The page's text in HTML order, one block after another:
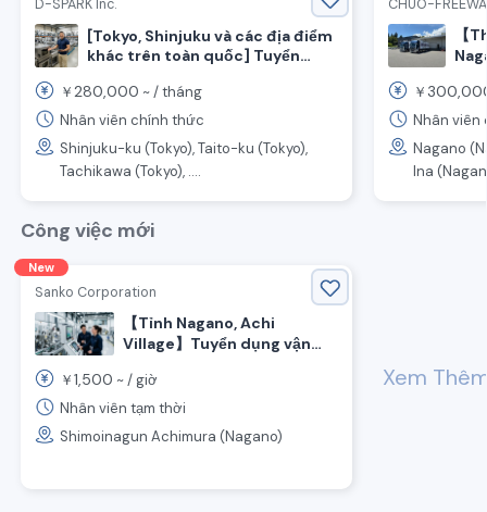
D-SPARK Inc.
[Tokyo, Shinjuku và các địa điểm
khác trên toàn quốc] Tuyển
xuất thiết bị nhà bếp cho các
nhà hàng
￥ 280,000 ~ /tháng
Nhân viên chính thức
Shinjuku-ku (Tokyo), Taito-ku (Tokyo),
Tachikawa (Tokyo), ....
CHUO-
【
￥
Nhân
Nagano
Ina
Công việc mới
New
Sanko Corporation
【Tỉnh Nagano, Achi
Village】Tuyển dụng vận
cao!
￥1,500 ~ /giờ
Nhân viên tạm thời
Shimoinagun Achimura (Nagano)
Xem